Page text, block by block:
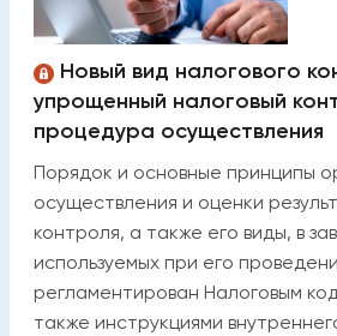
Новый вид налогового
упрощенный налоговый
процедура осуществления
Порядок и основные принципы
осуществления и оценки
контроля, а также его виды, в
используемых при его
регламентирован Налоговым
также инструкциями